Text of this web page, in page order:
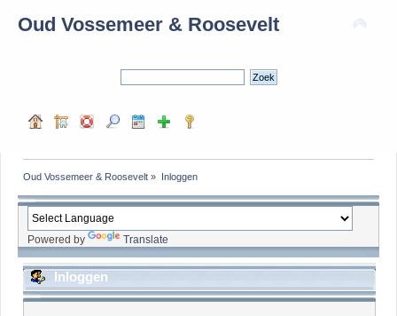
Oud Vossemeer & Roosevelt
Oud Vossemeer & Roosevelt » Inloggen
Powered by Translate
Inloggen